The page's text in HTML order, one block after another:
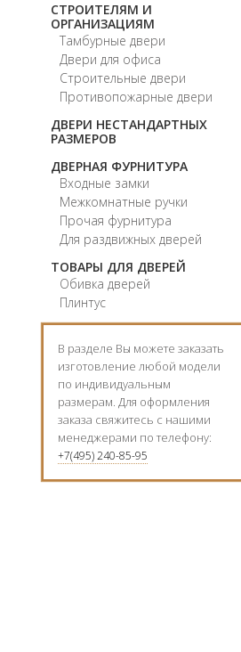
СТРОИТЕЛЯМ И
ОРГАНИЗАЦИЯМ
Тамбурные двери
Двери для офиса
Строительные двери
Противопожарные двери
ДВЕРИ НЕСТАНДАРТНЫХ
РАЗМЕРОВ
ДВЕРНАЯ ФУРНИТУРА
Входные замки
Межкомнатные ручки
Прочая фурнитура
Для раздвижных дверей
ТОВАРЫ ДЛЯ ДВЕРЕЙ
Обивка дверей
Плинтус
В разделе Вы можете заказать
изготовление любой модели
по индивидуальным
размерам. Для оформления
заказа свяжитесь с нашими
менеджерами по телефону:
+7(495) 240-85-95